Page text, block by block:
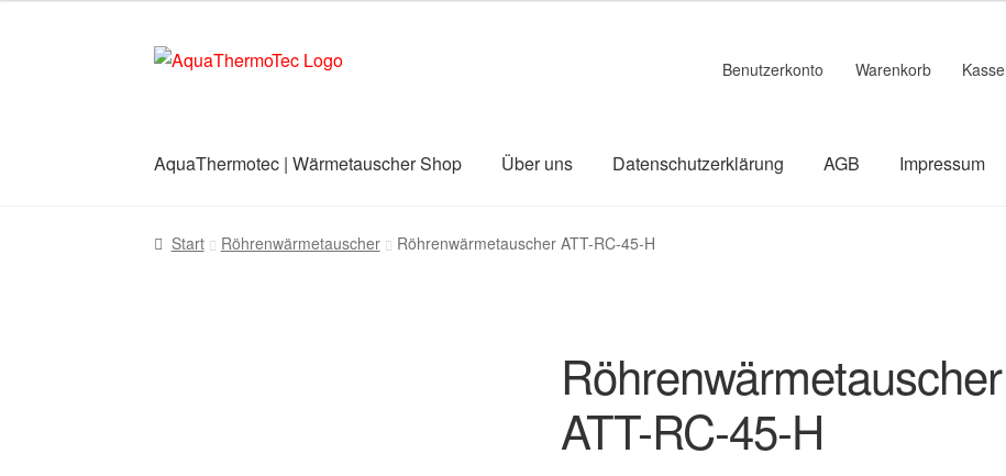
Zur
Zum
Benutzerkonto Warenkorb Kasse
AquaThermotec | Wärmetauscher Shop Über uns Datenschutzerklärung AGB Impressum
Start AGB Benutzerkonto Blog Cookie-Richtlinie Datenschutzerklärung
Start Röhrenwärmetauscher Röhrenwärmetauscher ATT-RC-45-H
Röhrenwärmetauscher
ATT-RC-45-H